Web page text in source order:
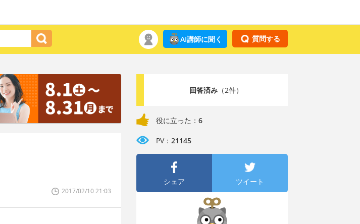
質問する
AI講師に聞く
2017/02/10 21:03
回答済み（2件）
役に立った： 6
PV： 21145
シェア ツイート